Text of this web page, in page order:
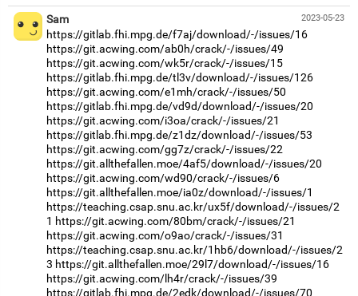
2023-05-23
Sam
https://gitlab.fhi.mpg.de/f7aj/download/-/issues/16
https://git.acwing.com/ab0h/crack/-/issues/49
https://git.acwing.com/wk5r/crack/-/issues/15
https://gitlab.fhi.mpg.de/tl3v/download/-/issues/126
https://git.acwing.com/e1mh/crack/-/issues/50
https://gitlab.fhi.mpg.de/vd9d/download/-/issues/20
https://git.acwing.com/i3oa/crack/-/issues/21
https://gitlab.fhi.mpg.de/z1dz/download/-/issues/53
https://git.acwing.com/gg7z/crack/-/issues/22
https://git.allthefallen.moe/4af5/download/-/issues/20
https://git.acwing.com/wd90/crack/-/issues/6
https://git.allthefallen.moe/ia0z/download/-/issues/1
https://teaching.csap.snu.ac.kr/ux5f/download/-/issues/2
1 https://git.acwing.com/80bm/crack/-/issues/21
https://git.acwing.com/o9ao/crack/-/issues/31
https://teaching.csap.snu.ac.kr/1hb6/download/-/issues/2
3 https://git.allthefallen.moe/29l7/download/-/issues/16
https://git.acwing.com/lh4r/crack/-/issues/39
https://gitlab.fhi.mpg.de/2edk/download/-/issues/70